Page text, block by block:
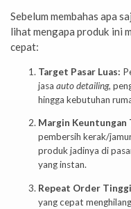
Sebelum membahas apa
lihat mengapa produk ini
cepat:
Target Pasar Luas:
jasa auto detailing,
hingga kebutuhan
Margin Keuntungan
pembersih kerak/
produk jadinya di
yang instan.
Repeat Order
yang cepat